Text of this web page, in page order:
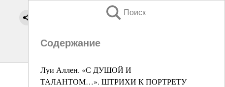
Поиск
Содержание
Луи Аллен. «С ДУШОЙ И
ТАЛАНТОМ…». ШТРИХИ К ПОРТРЕТУ